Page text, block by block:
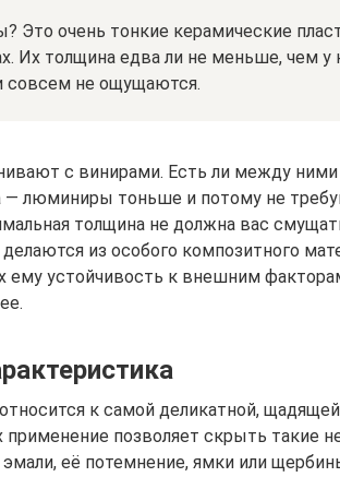
Это очень тонкие керамические
Их толщина едва ли не меньше, чем у
совсем не ощущаются.
с винирами. Есть ли между ними
— люминиры тоньше и потому не
толщина не должна вас
из особого композитного
ему устойчивость к внешним
к самой деликатной,
применение позволяет скрыть такие
её потемнение, ямки или